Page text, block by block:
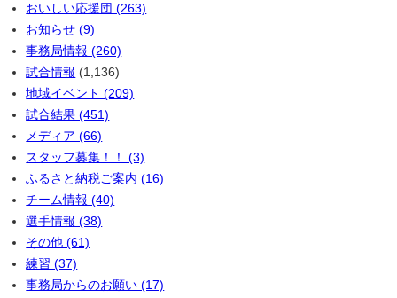
おいしい応援団 (263)
お知らせ (9)
事務局情報 (260)
試合情報 (1,136)
地域イベント (209)
試合結果 (451)
メディア (66)
スタッフ募集！！ (3)
ふるさと納税ご案内 (16)
チーム情報 (40)
選手情報 (38)
その他 (61)
練習 (37)
事務局からのお願い (17)